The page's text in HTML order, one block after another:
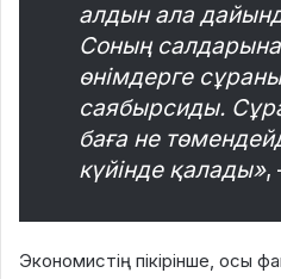
алдын ала
Соның
өнімдерге
саябырсиды.
баға не
күйінде қалады»,
Экономистің пікірінше, осы